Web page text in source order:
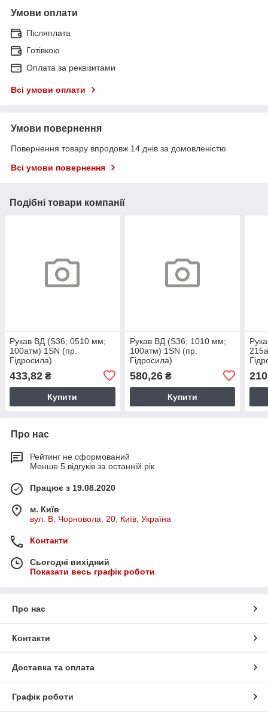
Умови оплати
Післяплата
Готівкою
Оплата за реквізитами
Всі умови оплати
Умови повернення
Повернення товару впродовж 14 днів за домовленістю
Всі умови повернення
Подібні товари компанії
Рукав ВД (S36; 0510 мм;
100атм) 1SN (пр.
Гідросила)
433,82 ₴
Купити
Рукав ВД (S36; 1010 мм;
100атм) 1SN (пр.
Гідросила)
580,26₴
Купити
210
Про нас
Рейтинг не сформований
Менше 5 відгуків за останній рік
Працює з 19.08.2020
м. Київ
вул. В. Чорновола, 20, Київ, Україна
Контакти
Сьогодні вихідний
Показати весь графік роботи
Про нас
Контакти
Доставка та оплата
Графік роботи